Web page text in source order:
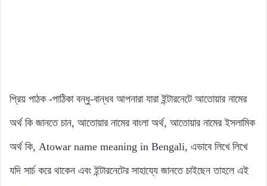
প্রিয় পাঠক -পাঠিকা বন্ধু-বান্ধব আপনারা যারা ইন্টারনেটে আতোয়ার নামের
অর্থ কি জানতে চান, আতোয়ার নামের বাংলা অর্থ, আতোয়ার নামের ইসলামিক
অর্থ কি, Atowar name meaning in Bengali, এভাবে লিখে লিখে
যদি সার্চ করে থাকেন এবং ইন্টারনেটের সাহায্যে জানতে চাইছেন তাহলে এই